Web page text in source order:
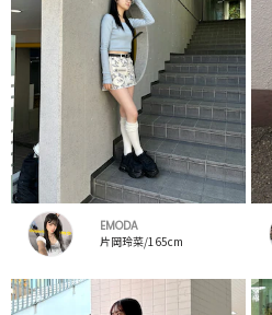
EMODA
片岡玲菜/165cm